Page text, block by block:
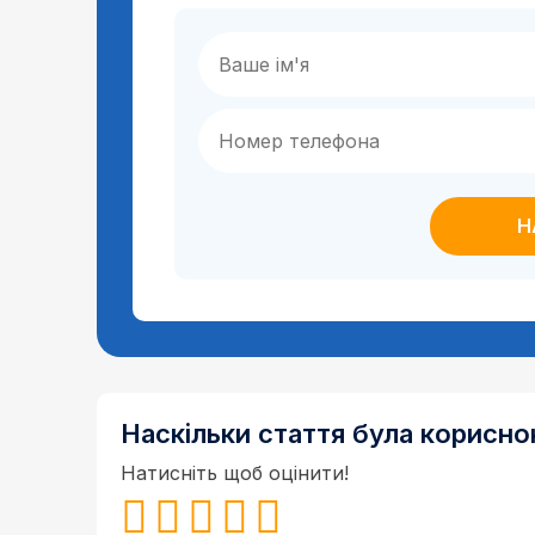
Наскільки стаття була
Натисніть щоб оцінити!